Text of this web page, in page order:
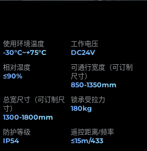
使用环境温度
-30°C~+75°C
工作电压
DC24V
相对湿度
≤90%
可通行宽度（可订制
尺寸）
850-1350mm
总宽尺寸（可订制尺
寸）
1300-1800mm
锁承受拉力
180kg
防护等级
IP54
遥控距离/频率
≤15m/433